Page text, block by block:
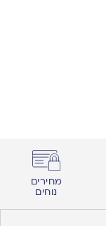
מחירים
נוחים